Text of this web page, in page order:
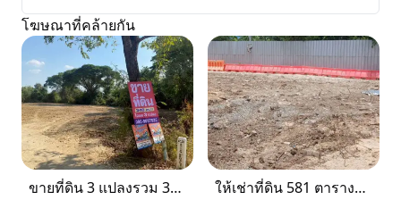
โฆษณาที่คล้ายกัน
ขายที่ดิน 3 แปลงรวม 340 ตรว ราคา ตรว. ล่ะ 12000 บาท เมืองเพชรบูรณ์
ให้เช่าที่ดิน 581 ตารางวา ตรงข้างอู่ใหม่แจ็คบางหญ้าแพรก บางหัวเสือ